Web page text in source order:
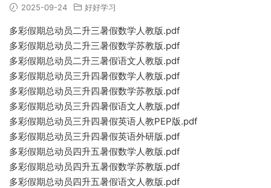
2025-09-24 好好学习
多彩假期总动员二升三暑假数学人教版.pdf
多彩假期总动员二升三暑假数学苏教版.pdf
多彩假期总动员二升三暑假语文人教版.pdf
多彩假期总动员三升四暑假数学人教版.pdf
多彩假期总动员三升四暑假数学苏教版.pdf
多彩假期总动员三升四暑假语文人教版.pdf
多彩假期总动员三升四暑假英语人教PEP版.pdf
多彩假期总动员三升四暑假英语外研版.pdf
多彩假期总动员四升五暑假数学人教版.pdf
多彩假期总动员四升五暑假数学苏教版.pdf
多彩假期总动员四升五暑假语文人教版.pdf